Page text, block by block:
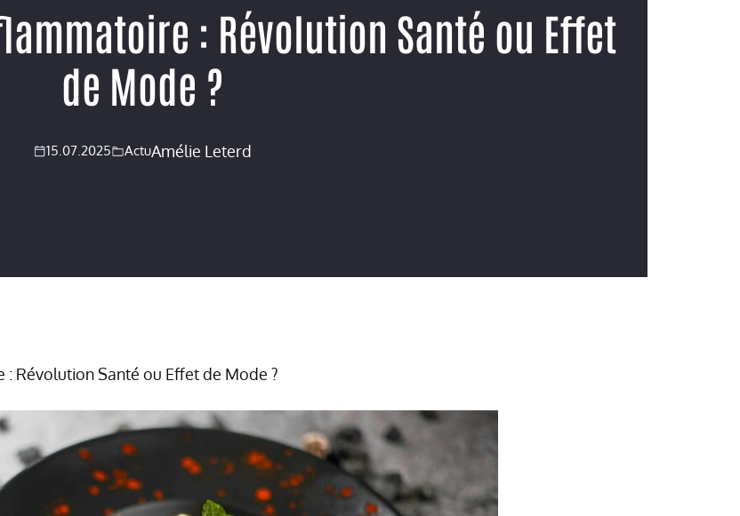
: Révolution Santé ou Effet
de Mode ?
15.07.2025 ActuAmélie Leterd
Révolution Santé ou Effet de Mode ?